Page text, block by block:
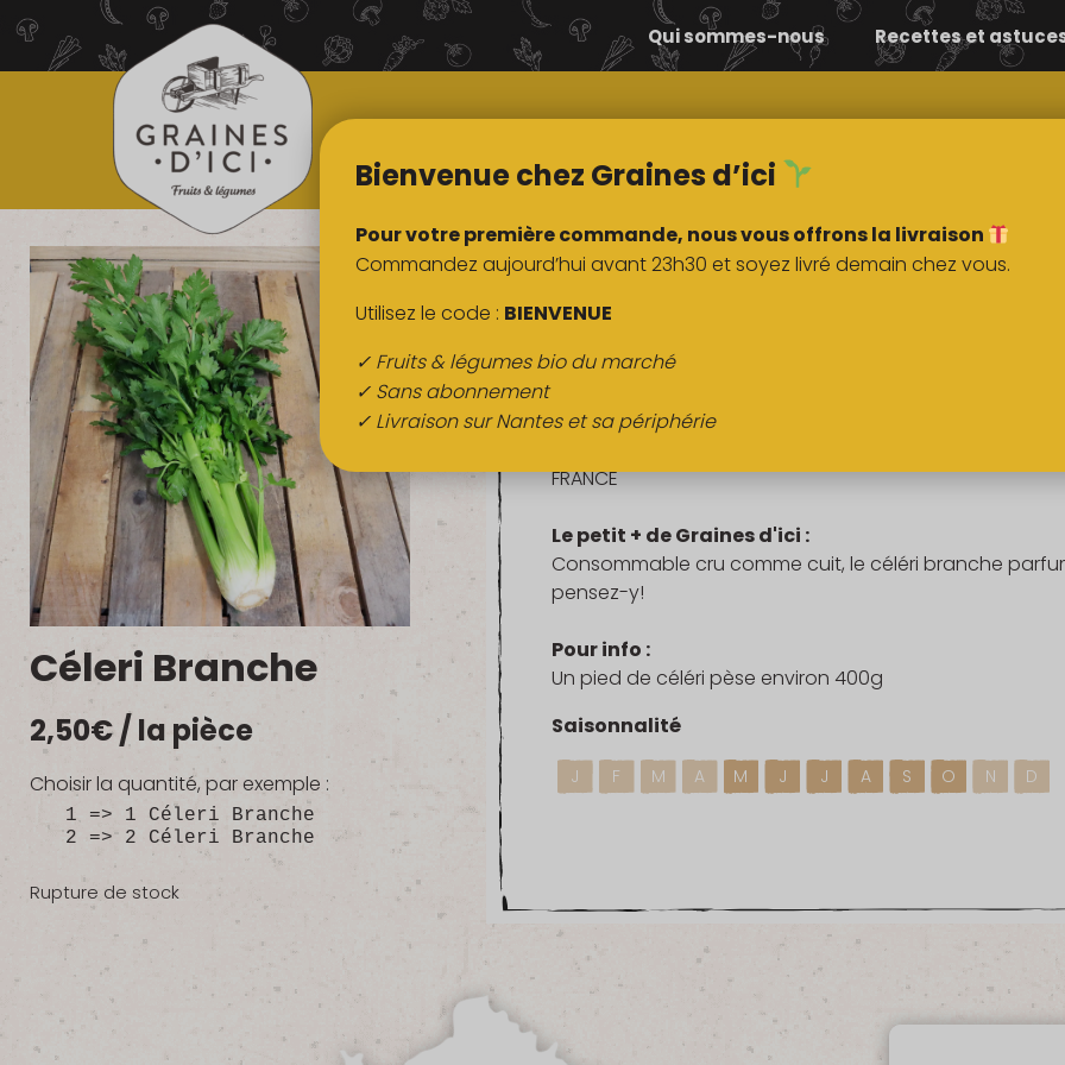
TOUS NOS
Comment ça
marche ?
Nos
Qui sommes-nous Recettes et
Céleri Branche
2,50€/ la pièce
Choisir la quantité, par exemple :
1 => 1 Céleri Branche
2 => 2 Céleri Branche
Rupture de stock
DESCRIPTION ASTUCE
Céleri Branche
FRANCE
Le petit + de Graines d'ici :
Consommable cru comme cuit, le céléri branche
pensez-y!
Pour info :
Un pied de céléri pèse environ 400g
Saisonnalité
J F M A M J J A S O N D
Bienvenue chez Graines d’ici
Pour votre première commande, nous vous offrons la livraison
Commandez aujourd’hui avant 23h30 et soyez livré demain chez vous.
Utilisez le code : BIENVENUE
✓ Fruits & légumes bio du marché
✓ Sans abonnement
✓ Livraison sur Nantes et sa périphérie